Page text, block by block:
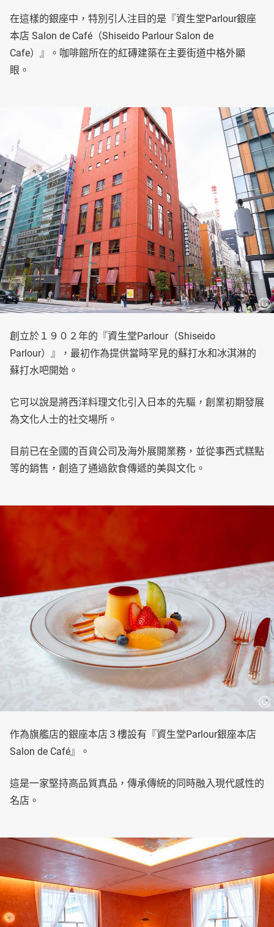
在這樣的銀座中，特別引人注目的是『資生堂Parlour銀座
本店 Salon de Café（Shiseido Parlour Salon de
Cafe）』。咖啡館所在的紅磚建築在主要街道中格外顯
眼。
創立於１９０２年的『資生堂Parlour（Shiseido
Parlour）』，最初作為提供當時罕見的蘇打水和冰淇淋的
蘇打水吧開始。
它可以說是將西洋料理文化引入日本的先驅，創業初期發展
為文化人士的社交場所。
目前已在全國的百貨公司及海外展開業務，並從事西式糕點
等的銷售，創造了通過飲食傳遞的美與文化。
作為旗艦店的銀座本店３樓設有『資生堂Parlour銀座本店
Salon de Café』。
這是一家堅持高品質真品，傳承傳統的同時融入現代感性的
名店。